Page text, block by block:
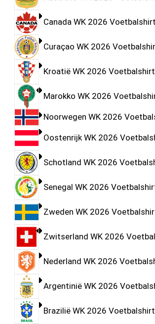
Canada WK 2026
Curaçao WK 2026
Kroatië WK 2026
Marokko WK 2026
Noorwegen WK 2026
Oostenrijk WK 2026
Schotland WK 2026
Senegal WK 2026
Zweden WK 2026
Zwitserland WK 2026
Nederland WK 2026
Argentinië WK 2026
Brazilië WK 2026